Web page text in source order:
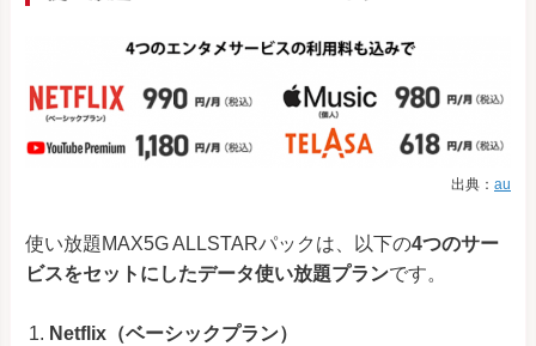
出典： au
使い放題MAX5G ALLSTARパックは、以下の4つのサー
ビスをセットにしたデータ使い放題プランです。
Netflix（ベーシックプラン）